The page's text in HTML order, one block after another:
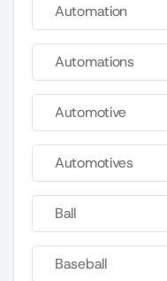
Automation
Automations
Automotive
Automotives
Ball
Baseball